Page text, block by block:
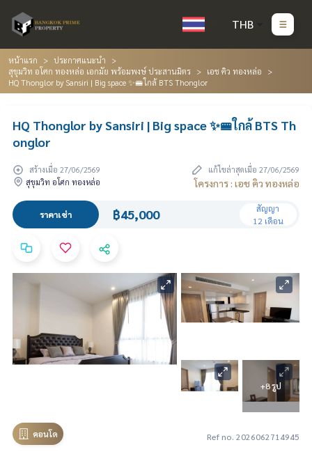
THB
หน้าแรก
ประกาศแนะนำ
สุขุมวิท อโศก ทองหล่อ เอกมัย พร้อมพงษ์ ประสานมิตร
เอช คิว ทองหล่อ
HQ Thonglor by Sansiri | Big space ✨🚝ใกล้ BTS Thonglor
HQ Thonglor by Sansiri | Big space ✨🚝ใกล้ BTS Th
onglor
สร้างเมื่อ 27/06/2569
แก้ไขล่าสุดเมื่อ 27/06/2569
สุขุมวิท อโศก ทองหล่อ
โครงการ : เอช คิว ทองหล่อ
ราคาเช่า ฿45,000
สัญญา
12 เดือน
+8 รูป
คอนโด Ref no. 2026062714945